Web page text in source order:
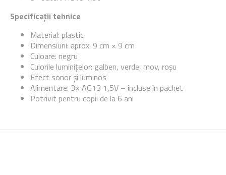
Specificații tehnice
Material: plastic
Dimensiuni: aprox. 9 cm × 9 cm
Culoare: negru
Culorile luminițelor: galben, verde, mov, roșu
Efect sonor și luminos
Alimentare: 3× AG13 1,5V – incluse în pachet
Potrivit pentru copii de la 6 ani